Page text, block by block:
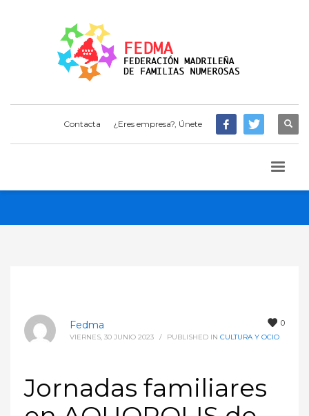
Contacta ¿Eres empresa?, Únete
0
Fedma
VIERNES, 30 JUNIO 2023 / PUBLISHED IN CULTURA Y OCIO
Jornadas familiares